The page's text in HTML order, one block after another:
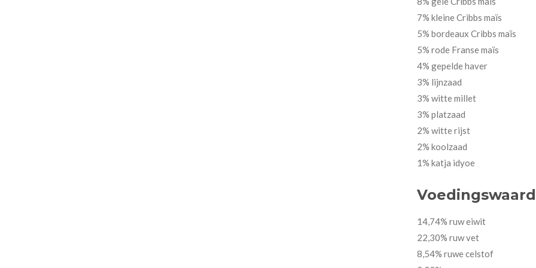
7% kleine Cribbs maïs
5% bordeaux Cribbs maïs
5% rode Franse maïs
4% gepelde haver
3% lijnzaad
3% witte millet
3% platzaad
2% witte rijst
2% koolzaad
1% katja idyoe
14,74% ruw eiwit
22,30% ruw vet
8,54% ruwe celstof